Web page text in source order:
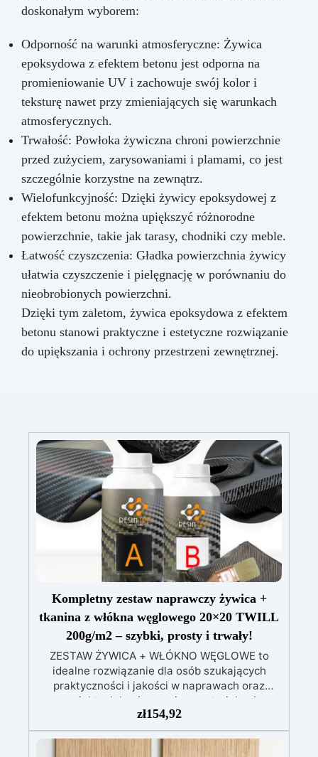
doskonałym wyborem:
Odporność na warunki atmosferyczne: Żywica
epoksydowa z efektem betonu jest odporna na
promieniowanie UV i zachowuje swój kolor i
teksturę nawet przy zmieniających się warunkach
atmosferycznych.
Trwałość: Powłoka żywiczna chroni powierzchnie
przed zużyciem, zarysowaniami i plamami, co jest
szczególnie korzystne na zewnątrz.
Wielofunkcyjność: Dzięki żywicy epoksydowej z
efektem betonu można upiększyć różnorodne
powierzchnie, takie jak tarasy, chodniki czy meble.
Łatwość czyszczenia: Gładka powierzchnia żywicy
ułatwia czyszczenie i pielęgnację w porównaniu do
nieobrobionych powierzchni.
Dzięki tym zaletom, żywica epoksydowa z efektem
betonu stanowi praktyczne i estetyczne rozwiązanie
do upiększania i ochrony przestrzeni zewnętrznej.
Kompletny zestaw naprawczy żywica +
tkanina z włókna węglowego 20×20 TWILL
200g/m2 – szybki, prosty i trwały!
ZESTAW ŻYWICA + WŁÓKNO WĘGLOWE to
idealne rozwiązanie dla osób szukających
praktyczności i jakości w naprawach oraz
projektach laminowania z materiałami
kompozytowymi. Doskonały do napraw
karoserii, łodzi, błotników, basenów i wielu
innych, ten zestaw zawiera wszystko, czego
zł154,92